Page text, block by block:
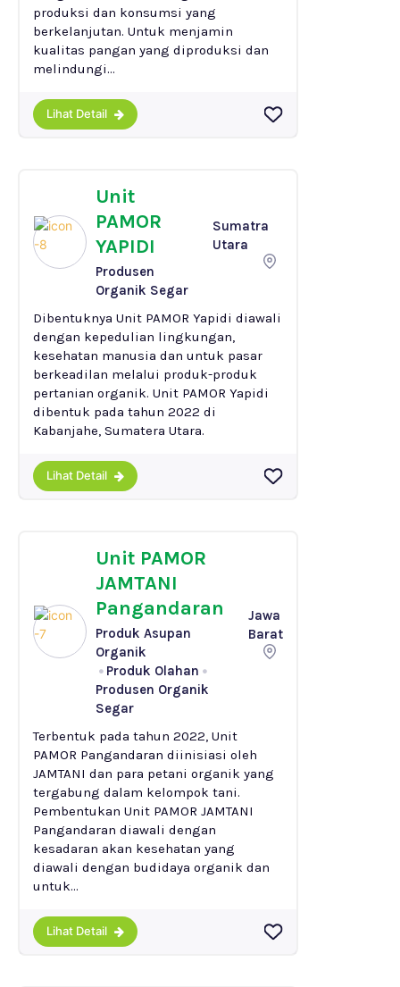
produksi dan konsumsi yang
berkelanjutan. Untuk menjamin
kualitas pangan yang diproduksi dan
melindungi...
Lihat Detail
Unit
PAMOR
YAPIDI
Produsen
Organik Segar
Sumatra
Utara
Dibentuknya Unit PAMOR Yapidi diawali
dengan kepedulian lingkungan,
kesehatan manusia dan untuk pasar
berkeadilan melalui produk-produk
pertanian organik. Unit PAMOR Yapidi
dibentuk pada tahun 2022 di
Kabanjahe, Sumatera Utara.
Lihat Detail
Unit PAMOR
JAMTANI
Pangandaran
Produk Asupan
Organik
Produk Olahan
Produsen Organik
Segar
Jawa
Barat
Terbentuk pada tahun 2022, Unit
PAMOR Pangandaran diinisiasi oleh
JAMTANI dan para petani organik yang
tergabung dalam kelompok tani.
Pembentukan Unit PAMOR JAMTANI
Pangandaran diawali dengan
kesadaran akan kesehatan yang
diawali dengan budidaya organik dan
untuk...
Lihat Detail